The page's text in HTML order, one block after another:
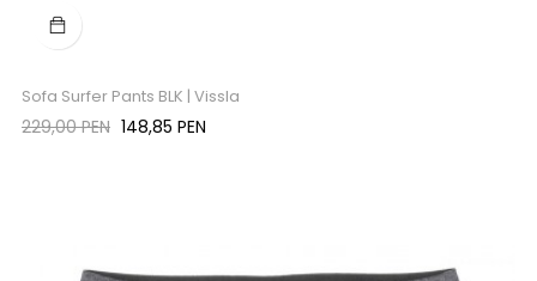
Sofa Surfer Pants BLK | Vissla
Precio
229,00 PEN Precio
148,85 PEN